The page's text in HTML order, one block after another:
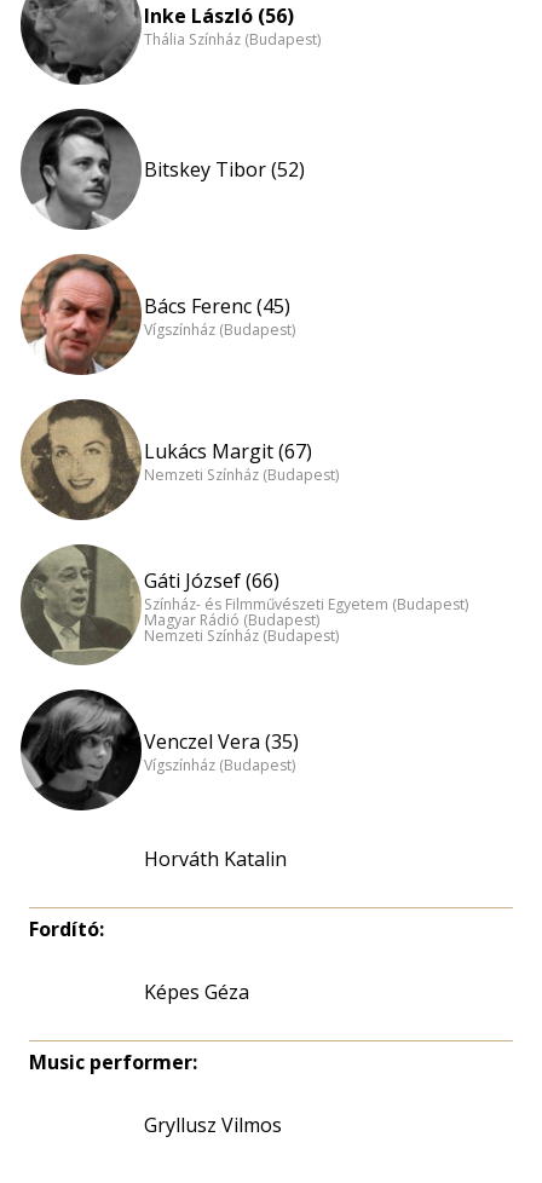
Inke László (56)
Thália Színház (Budapest)
Bitskey Tibor (52)
Bács Ferenc (45)
Vígszínház (Budapest)
Lukács Margit (67)
Nemzeti Színház (Budapest)
Gáti József (66)
Színház- és Filmművészeti Egyetem (Budapest)
Magyar Rádió (Budapest)
Nemzeti Színház (Budapest)
Venczel Vera (35)
Vígszínház (Budapest)
Horváth Katalin
Fordító:
Képes Géza
Music performer:
Gryllusz Vilmos